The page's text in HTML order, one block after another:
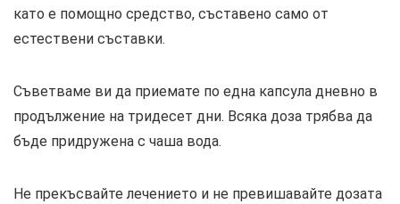
като е помощно средство, съставено само от
естествени съставки.
Съветваме ви да приемате по една капсула дневно в
продължение на тридесет дни. Всяка доза трябва да
бъде придружена с чаша вода.
Не прекъсвайте лечението и не превишавайте дозата